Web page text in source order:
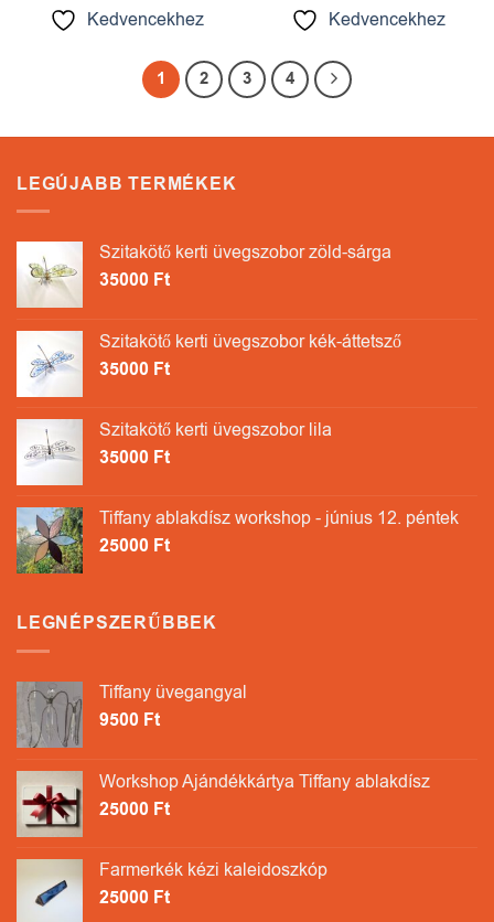
Kedvencekhez Kedvencekhez
1 2 3 4
LEGÚJABB TERMÉKEK
Szitakötő kerti üvegszobor zöld-sárga
35000 Ft
Szitakötő kerti üvegszobor kék-áttetsző
35000 Ft
Szitakötő kerti üvegszobor lila
35000 Ft
Tiffany ablakdísz workshop - június 12. péntek
25000 Ft
LEGNÉPSZERŰBBEK
Tiffany üvegangyal
9500 Ft
Workshop Ajándékkártya Tiffany ablakdísz
25000 Ft
Farmerkék kézi kaleidoszkóp
25000 Ft